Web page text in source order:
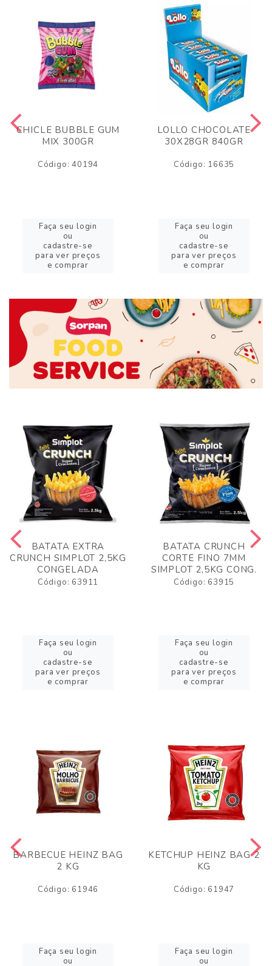
CHICLE BUBBLE GUM
MIX 300GR
Código: 40194
Faça seu login
ou
cadastre-se
para ver preços
e comprar
LOLLO CHOCOLATE
30X28GR 840GR
Código: 16635
Faça seu login
ou
cadastre-se
para ver preços
e comprar
BATATA EXTRA
CRUNCH SIMPLOT 2,5KG
CONGELADA
Código: 63911
Faça seu login
ou
cadastre-se
para ver preços
e comprar
BATATA CRUNCH
CORTE FINO 7MM
SIMPLOT 2,5KG CONG.
Código: 63915
Faça seu login
ou
cadastre-se
para ver preços
e comprar
BARBECUE HEINZ BAG
2 KG
Código: 61946
Faça seu login
ou
KETCHUP HEINZ BAG 2
KG
Código: 61947
Faça seu login
ou